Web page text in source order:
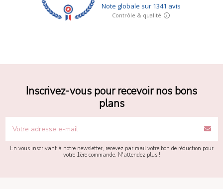
Inscrivez-vous pour recevoir nos bons
plans
En vous inscrivant à notre newsletter, recevez par mail votre bon de réduction pour
votre 1ère commande. N'attendez plus !